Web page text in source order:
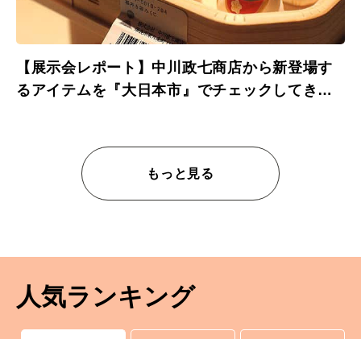
【展示会レポート】中川政七商店から新登場す
るアイテムを『大日本市』でチェックしてきま
もっと見る
人気ランキング